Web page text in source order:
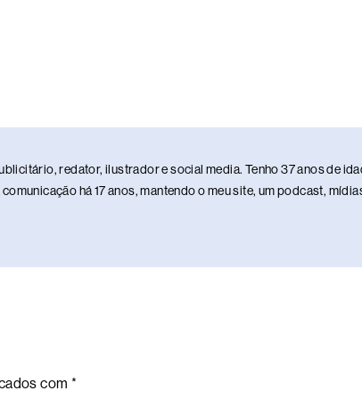
redator, ilustrador e social media. Tenho 37 anos de
há 17 anos, mantendo o meu site, um podcast,
com *